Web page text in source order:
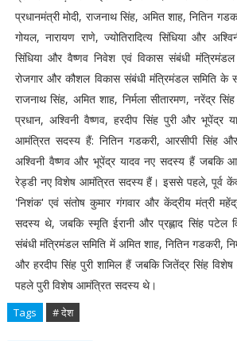
प्रधानमंत्री मोदी, राजनाथ सिंह, अमित शाह, नितिन
गोयल, नारायण राणे, ज्योतिरादित्य सिंधिया और
सिंधिया और वैष्णव निवेश एवं विकास संबंधी
रोजगार और कौशल विकास संबंधी मंत्रिमंडल समिति के
राजनाथ सिंह, अमित शाह, निर्मला सीतारमण, नरेंद्र
प्रधान, अश्विनी वैष्णव, हरदीप सिंह पुरी और भूपेंद्र
आमंत्रित सदस्य हैं: नितिन गडकरी, आरसीपी सिंह
अश्विनी वैष्णव और भूपेंद्र यादव नए सदस्य हैं जबकि
रेड्डी नए विशेष आमंत्रित सदस्य हैं। इससे पहले, पूर्व
'निशंक' एवं संतोष कुमार गंगवार और केंद्रीय मंत्री
सदस्य थे, जबकि स्मृति ईरानी और प्रह्लाद सिंह
संबंधी मंत्रिमंडल समिति में अमित शाह, नितिन गडकरी,
और हरदीप सिंह पुरी शामिल हैं जबकि जितेंद्र सिंह
पहले पुरी विशेष आमंत्रित सदस्य थे।
Tags # देश